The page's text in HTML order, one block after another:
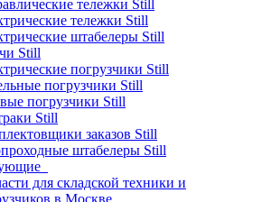
тележки Still
тележки Still
штабелеры Still
Still
погрузчики Still
погрузчики Still
погрузчики Still
Still
заказов Still
штабелеры Still
для складской техники и
в Москве